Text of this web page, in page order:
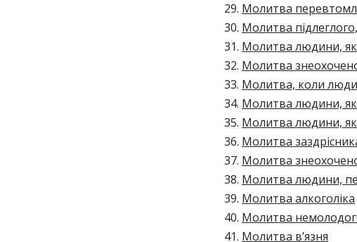
Молитва
Молитва
Молитва людини,
Молитва
Молитва, коли
Молитва людини,
Молитва людини,
Молитва
Молитва
Молитва людини,
Молитва алкоголіка
Молитва
Молитва в’язня